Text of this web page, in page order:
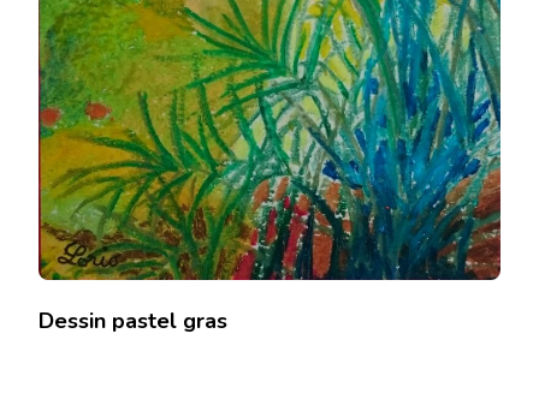
Dessin pastel gras